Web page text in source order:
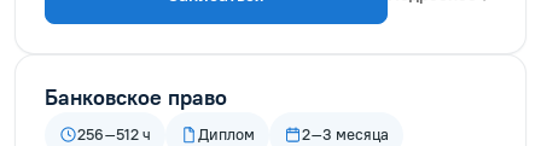
Банковское право
256–512 ч Диплом 2–3 месяца